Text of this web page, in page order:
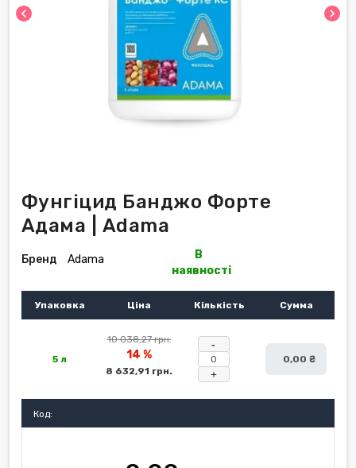
chevron_left chevron_right
Фунгіцид Банджо Форте
Адама | Adama
Бренд Adama
В
наявності
Упаковка Ціна Кількість Сумма
5 л
10 038,27 грн.
14 %
8 632,91 грн. +
0,00 ₴
Код: